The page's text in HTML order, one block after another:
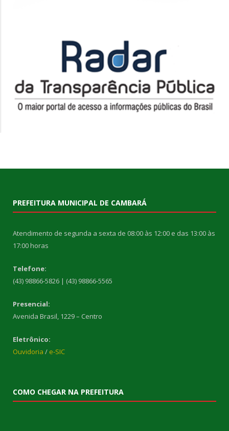
PREFEITURA MUNICIPAL DE CAMBARÁ
Atendimento de segunda a sexta de 08:00 às 12:00 e das 13:00 às
17:00 horas
Telefone:
(43) 98866-5826 | (43) 98866-5565
Presencial:
Avenida Brasil, 1229 – Centro
Eletrônico:
Ouvidoria / e-SIC
COMO CHEGAR NA PREFEITURA